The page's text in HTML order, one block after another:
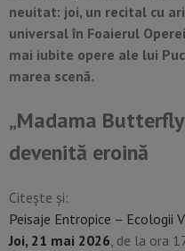
neuitat: joi, un recital cu
universal în Foaierul
mai iubite opere ale lui
marea scenă.
„Madama
devenită eroină
Citește și:
Peisaje Entropice – Ecologii
Joi, 21 mai 2026 , de la ora